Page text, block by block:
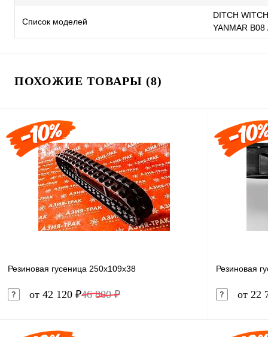
Список моделей
DITCH
YANMAR
ПОХОЖИЕ ТОВАРЫ (8)
Резиновая гусеница 250x109x38
от 42 120 ₽46 800 ₽
Резиновая
от 22